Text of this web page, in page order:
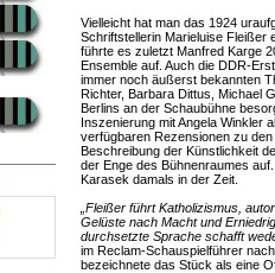
Vielleicht hat man das 1924
Schriftstellerin Marieluise Fleißer
führte es zuletzt Manfred Karge
Ensemble auf. Auch die DDR-
immer noch äußerst bekannten
Richter, Barbara Dittus, Michael
Berlins an der Schaubühne
Inszenierung mit Angela Winkler
verfügbaren Rezensionen zu
Beschreibung der Künstlichkeit
der Enge des Bühnenraumes
Karasek damals in der Zeit.
„Fleißer führt Katholizismus,
Gelüste nach Macht und
durchsetzte Sprache schafft
im Reclam-Schauspielführer
bezeichnete das Stück als eine